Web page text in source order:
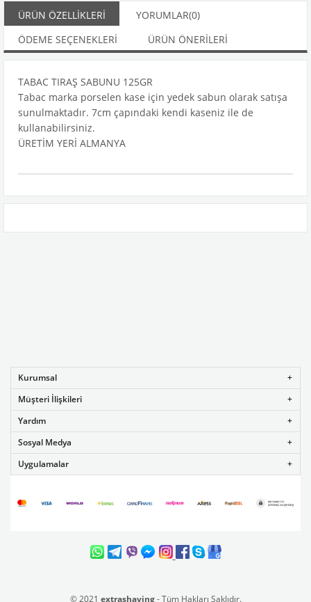
ÜRÜN ÖZELLIKLERI YORUMLAR(0)
ÖDEME SEÇENEKLERI
ÜRÜN ÖNERILERI
TABAC TIRAŞ SABUNU 125GR
Tabac marka porselen kase için yedek sabun olarak satışa
sunulmaktadır. 7cm çapındaki kendi kaseniz ile de
kullanabilirsiniz.
ÜRETİM YERİ ALMANYA
Kurumsal
Müşteri İlişkileri
Yardım
Sosyal Medya
Uygulamalar
© 2021 extrashaving- Tüm Hakları Saklıdır.